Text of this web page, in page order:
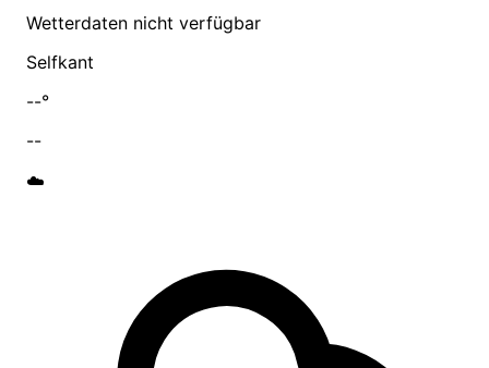
Wetterdaten nicht verfügbar
Selfkant
--°
--
☁️